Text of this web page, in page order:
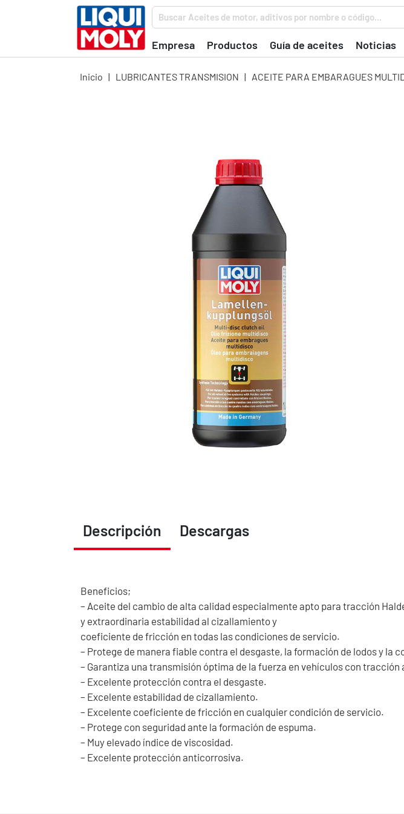
Buscar Aceites de motor, aditivos por nombre o código...
Empresa Productos Guía de aceites Noticias
Inicio | LUBRICANTES TRANSMISION | ACEITE PARA EMBARAGUES
Descripción Descargas
Beneficios;
– Aceite del cambio de alta calidad especialmente apto para tracción
y extraordinaria estabilidad al cizallamiento y
coeficiente de fricción en todas las condiciones de servicio.
– Protege de manera fiable contra el desgaste, la formación de lodos y la
– Garantiza una transmisión óptima de la fuerza en vehículos con tracción
– Excelente protección contra el desgaste.
– Excelente estabilidad de cizallamiento.
– Excelente coeficiente de fricción en cualquier condición de servicio.
– Protege con seguridad ante la formación de espuma.
– Muy elevado índice de viscosidad.
– Excelente protección anticorrosiva.